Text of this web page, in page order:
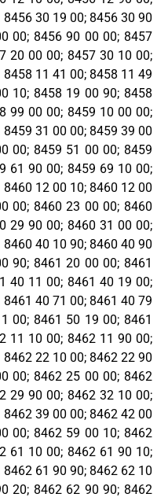
30 19 00; 8456 30 90
00; 8456 90 00 00; 8457
20 00 00; 8457 30 10 00;
11 41 00; 8458 11 49
10; 8458 19 00 90; 8458
99 00 00; 8459 10 00 00;
31 00 00; 8459 39 00
00; 8459 51 00 00; 8459
61 90 00; 8459 69 10 00;
12 00 10; 8460 12 00
00; 8460 23 00 00; 8460
29 90 00; 8460 31 00 00;
40 10 90; 8460 40 90
90; 8461 20 00 00; 8461
40 11 00; 8461 40 19 00;
40 71 00; 8461 40 79
00; 8461 50 19 00; 8461
11 10 00; 8462 11 90 00;
22 10 00; 8462 22 90
00; 8462 25 00 00; 8462
29 90 00; 8462 32 10 00;
39 00 00; 8462 42 00
00; 8462 59 00 10; 8462
61 10 00; 8462 61 90 10;
61 90 90; 8462 62 10
20; 8462 62 90 90; 8462